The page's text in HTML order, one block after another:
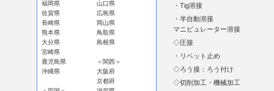
・Tig溶接
・半自動溶接
マニピュレーター溶接
◇圧接
・リベット止め
◇ろう接：ろう付け
◇切削加工・機械加工
福岡県
佐賀県
長崎県
熊本県
大分県
宮崎県
鹿児島県
沖縄県
山口県
広島県
岡山県
鳥取県
島根県
＜関西＞
大阪府
京都府